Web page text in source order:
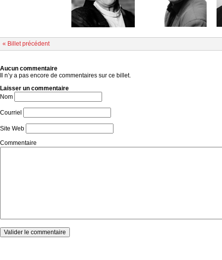
« Billet précédent
Aucun commentaire
Il n’y a pas encore de commentaires sur ce billet.
Laisser un commentaire
Nom
Courriel
Site Web
Commentaire